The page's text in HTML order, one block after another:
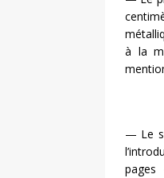
à la
— Le
pages